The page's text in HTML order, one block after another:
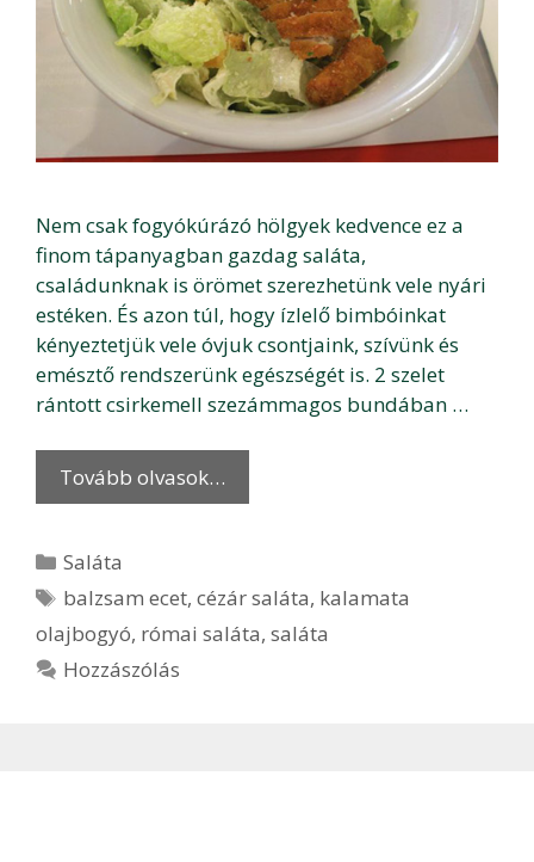
Nem csak fogyókúrázó hölgyek kedvence ez a
finom tápanyagban gazdag saláta,
családunknak is örömet szerezhetünk vele nyári
estéken. És azon túl, hogy ízlelő bimbóinkat
kényeztetjük vele óvjuk csontjaink, szívünk és
emésztő rendszerünk egészségét is. 2 szelet
rántott csirkemell szezámmagos bundában …
Tovább olvasok…
Kategória
Saláta
Címkék
balzsam ecet,cézár saláta, kalamata
olajbogyó, római saláta, saláta
Hozzászólás